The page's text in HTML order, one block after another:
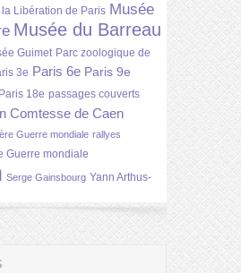
Libération de Paris Musée
Musée du Barreau
Guimet Parc zoologique de
3e Paris 6e Paris 9e
Paris 18e passages couverts
Comtesse de Caen
Guerre mondiale rallyes
Guerre mondiale
Serge Gainsbourg Yann Arthus-